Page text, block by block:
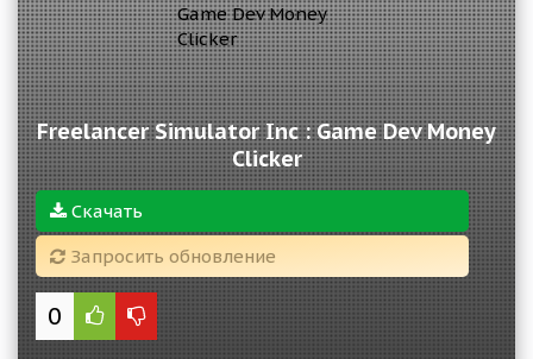
Freelancer Simulator Inc : Game Dev Money
Clicker
Скачать
Запросить обновление
0